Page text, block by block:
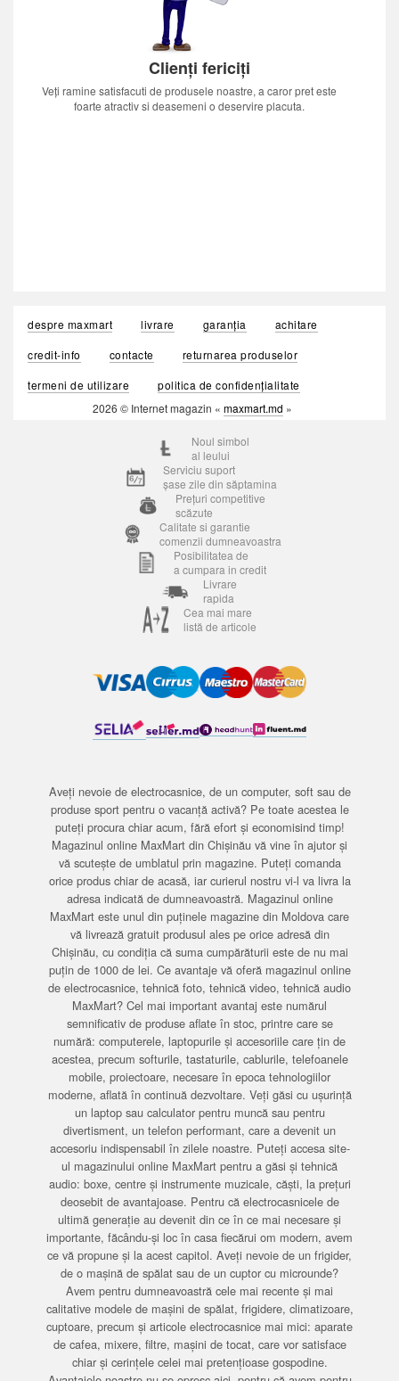
Clienți fericiți
Veți ramine satisfacuti de produsele noastre, a caror pret este
foarte atractiv si deasemeni o deservire placuta.
despre maxmart livrare garanția
achitare
credit-info
contacte
returnarea produselor
termeni de utilizare
politica de confidențialitate
2026 © Internet magazin « maxmart.md »
Noul simbol
al leului
Serviciu suport
șase zile din săptamina
Prețuri competitive
scăzute
Calitate si garantie
comenzii dumneavoastra
Posibilitatea de
a cumpara in credit
Livrare
rapida
Cea mai mare
listă de articole
Aveți nevoie de electrocasnice, de un computer, soft sau de
produse sport pentru o vacanță activă? Pe toate acestea le
puteți procura chiar acum, fără efort și economisind timp!
Magazinul online MaxMart din Chișinău vă vine în ajutor și
vă scutește de umblatul prin magazine. Puteți comanda
orice produs chiar de acasă, iar curierul nostru vi-l va livra la
adresa indicată de dumneavoastră. Magazinul online
MaxMart este unul din puținele magazine din Moldova care
vă livrează gratuit produsul ales pe orice adresă din
Chișinău, cu condiția că suma cumpărăturii este de nu mai
puțin de 1000 de lei. Ce avantaje vă oferă magazinul online
de electrocasnice, tehnică foto, tehnică video, tehnică audio
MaxMart? Cel mai important avantaj este numărul
semnificativ de produse aflate în stoc, printre care se
numără: computerele, laptopurile și accesoriile care țin de
acestea, precum softurile, tastaturile, cablurile, telefoanele
mobile, proiectoare, necesare în epoca tehnologiilor
moderne, aflată în continuă dezvoltare. Veți găsi cu ușurință
un laptop sau calculator pentru muncă sau pentru
divertisment, un telefon performant, care a devenit un
accesoriu indispensabil în zilele noastre. Puteți accesa site-
ul magazinului online MaxMart pentru a găsi și tehnică
audio: boxe, centre și instrumente muzicale, căști, la prețuri
deosebit de avantajoase. Pentru că electrocasnicele de
ultimă generație au devenit din ce în ce mai necesare și
importante, făcându-și loc în casa fiecărui om modern, avem
ce vă propune și la acest capitol. Aveți nevoie de un frigider,
de o mașină de spălat sau de un cuptor cu microunde?
Avem pentru dumneavoastră cele mai recente și mai
calitative modele de mașini de spălat, frigidere, climatizoare,
cuptoare, precum și articole electrocasnice mai mici: aparate
de cafea, mixere, filtre, mașini de tocat, care vor satisface
chiar și cerințele celei mai pretențioase gospodine.